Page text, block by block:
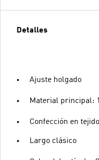
Detalles
Ajuste holgado
Material principal:
Confección en
Largo clásico